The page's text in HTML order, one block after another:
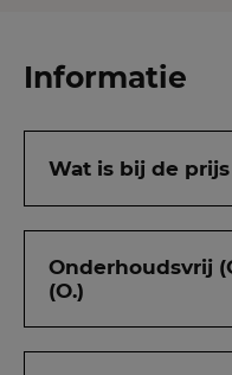
Informatie
Wat is bij de
Onderhoudsvrij
(O.)